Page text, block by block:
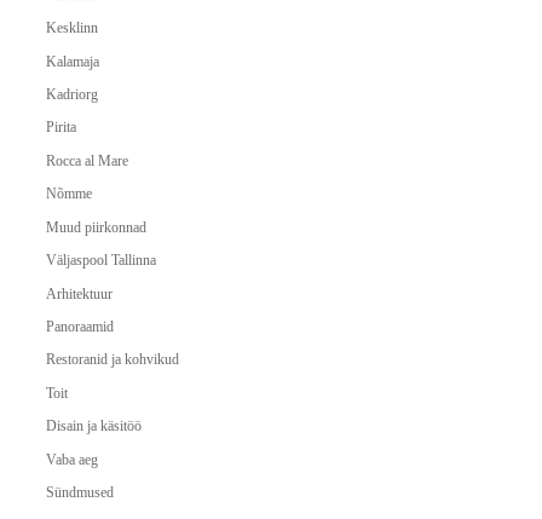
Kesklinn
Kalamaja
Kadriorg
Pirita
Rocca al Mare
Nõmme
Muud piirkonnad
Väljaspool Tallinna
Arhitektuur
Panoraamid
Restoranid ja kohvikud
Toit
Disain ja käsitöö
Vaba aeg
Sündmused